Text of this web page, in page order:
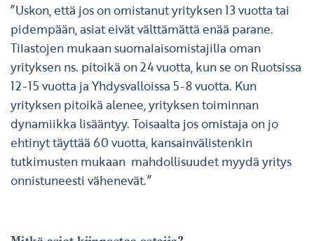
”Uskon, että jos on omistanut yrityksen 13 vuotta tai
pidempään, asiat eivät välttämättä enää parane.
Tilastojen mukaan suomalaisomistajilla oman
yrityksen ns. pitoikä on 24 vuotta, kun se on Ruotsissa
12-15 vuotta ja Yhdysvalloissa 5-8 vuotta. Kun
yrityksen pitoikä alenee, yrityksen toiminnan
dynamiikka lisääntyy. Toisaalta jos omistaja on jo
ehtinyt täyttää 60 vuotta, kansainvälistenkin
tutkimusten mukaan mahdollisuudet myydä yritys
onnistuneesti vähenevät.”